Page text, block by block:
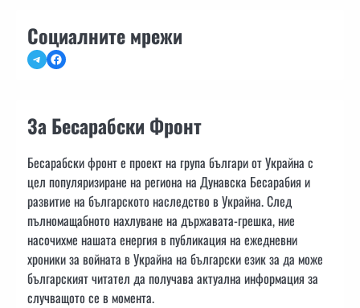
Социалните мрежи
TelegramFacebook
За Бесарабски Фронт
Бесарабски фронт е проект на група българи от Украйна с
цел популяризиране на региона на Дунавска Бесарабия и
развитие на българското наследство в Украйна. След
пълномащабното нахлуване на държавата-грешка, ние
насочихме нашата енергия в публикация на ежедневни
хроники за войната в Украйна на български език за да може
българският читател да получава актуална информация за
случващото се в момента.